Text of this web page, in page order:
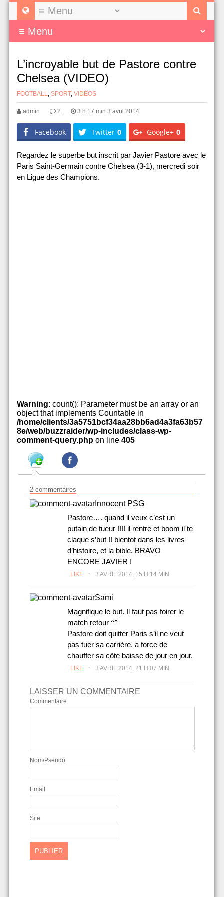
L’incroyable but de Pastore contre
Chelsea (VIDEO)
FOOTBALL, SPORT, VIDÉOS
admin 2 3 h 17 min 3 avril 2014
Facebook Twitter 0 Google+ 0
Regardez le superbe but inscrit par Javier Pastore avec le
Paris Saint-Germain contre Chelsea (3-1), mercredi soir
en Ligue des Champions.
Warning: count(): Parameter must be an array or an
object that implements Countable in
/home/clients/3a5751bcf34aa28bb6ad4a3fa63b57
8e/web/buzzraider/wp-includes/class-wp-
comment-query.php on line 405
2 commentaires
Innocent PSG
Pastore…. quand il veux c’est un
putain de tueur !!!! il rentre et boom il te
claque s’but !! bientot dans les livres
d’histoire, et la bible. BRAVO
ENCORE JAVIER !
LIKE . 3 AVRIL 2014, 15 H 14 MIN
Sami
Magnifique le but. Il faut pas foirer le
match retour ^^
Pastore doit quitter Paris s’il ne veut
pas tuer sa carrière. a force de
chauffer sa côte baisse de jour en jour.
LIKE . 3 AVRIL 2014, 21 H 07 MIN
LAISSER UN COMMENTAIRE
Commentaire
Nom/Pseudo
Email
Site